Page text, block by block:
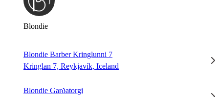
Blondie
Blondie Barber Kringlunni 7
Kringlan 7, Reykjavík, Iceland
Blondie Garðatorgi